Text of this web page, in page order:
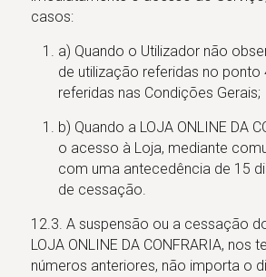
casos:
a) Quando o Utilizador não
de utilização referidas no ponto
referidas nas Condições Gerais;
b) Quando a LOJA ONLINE DA
o acesso à Loja, mediante
com uma antecedência de 15
de cessação.
12.3. A suspensão ou a cessação
LOJA ONLINE DA CONFRARIA, nos
números anteriores, não importa o